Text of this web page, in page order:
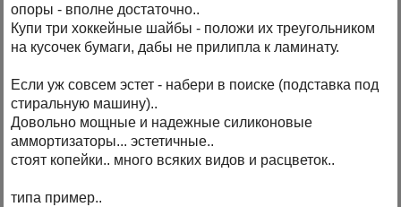
опоры - вполне достаточно..
Купи три хоккейные шайбы - положи их треугольником
на кусочек бумаги, дабы не прилипла к ламинату.
Если уж совсем эстет - набери в поиске (подставка под
стиральную машину)..
Довольно мощные и надежные силиконовые
аммортизаторы... эстетичные..
стоят копейки.. много всяких видов и расцветок..
типа пример..